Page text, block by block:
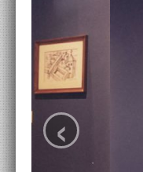
FRANCESCO
PUBBLICAZIONI
CONFERENZE
VIDEO
COLLEZIONE
‹